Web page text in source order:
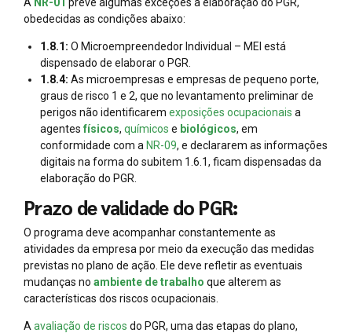
obedecidas as condições abaixo:
1.8.1: O Microempreendedor Individual – MEI está
dispensado de elaborar o PGR.
1.8.4: As microempresas e empresas de pequeno porte,
graus de risco 1 e 2, que no levantamento preliminar de
perigos não identificarem exposições ocupacionais a
agentes físicos, químicos e biológicos, em
conformidade com a NR-09, e declararem as informações
digitais na forma do subitem 1.6.1, ficam dispensadas da
elaboração do PGR.
Prazo de validade do PGR:
O programa deve acompanhar constantemente as
atividades da empresa por meio da execução das medidas
previstas no plano de ação. Ele deve refletir as eventuais
mudanças no ambiente de trabalho que alterem as
características dos riscos ocupacionais.
A avaliação de riscos do PGR, uma das etapas do plano,